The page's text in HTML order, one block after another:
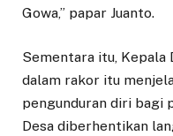
Gowa,” papar Juanto.
Sementara itu, Kepala
dalam rakor itu
pengunduran diri bagi
Desa diberhentikan